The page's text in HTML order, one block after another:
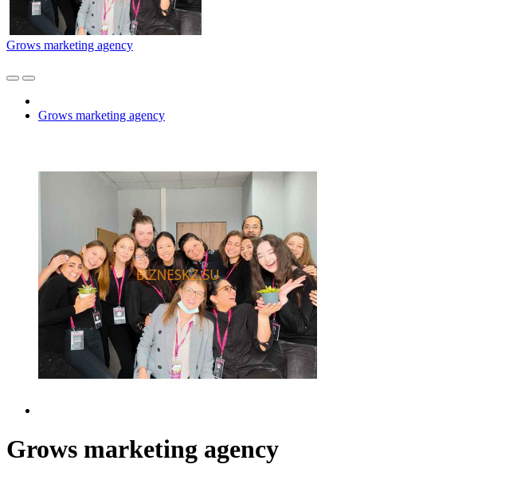
Grows marketing agency
Grows marketing agency
Grows marketing agency